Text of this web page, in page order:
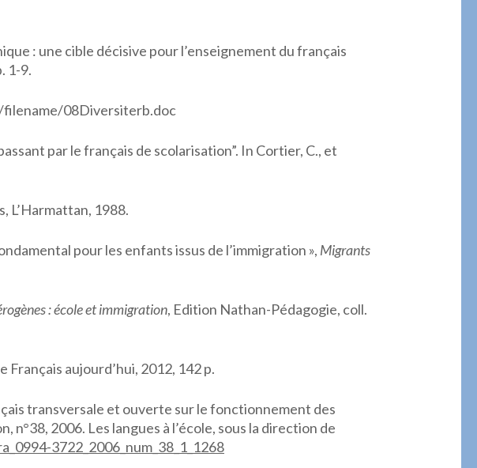
: une cible décisive pour l’enseignement du français
1-9.
08Diversiterb.doc
par le français de scolarisation”. In Cortier, C., et
L’Harmattan, 1988.
pour les enfants issus de l’immigration », Migrants
: école et immigration, Edition Nathan-Pédagogie, coll.
Français aujourd’hui, 2012, 142 p.
transversale et ouverte sur le fonctionnement des
n°38, 2006. Les langues à l’école, sous la direction de
3722_2006_num_38_1_1268